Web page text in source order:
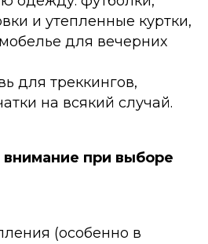
и утепленные куртки,
для вечерних
для треккингов,
на всякий случай.
внимание при выборе
(особенно в